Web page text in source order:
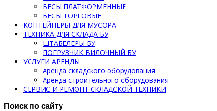
ВЕСЫ ПЛАТФОРМЕННЫЕ
ВЕСЫ ТОРГОВЫЕ
КОНТЕЙНЕРЫ ДЛЯ МУСОРА
ТЕХНИКА ДЛЯ СКЛАДА БУ
ШТАБЕЛЕРЫ БУ
ПОГРУЗЧИК ВИЛОЧНЫЙ БУ
УСЛУГИ АРЕНДЫ
Аренда складского оборудования
Аренда строительного оборудования
СЕРВИС И РЕМОНТ СКЛАДСКОЙ ТЕХНИКИ
Поиск по сайту